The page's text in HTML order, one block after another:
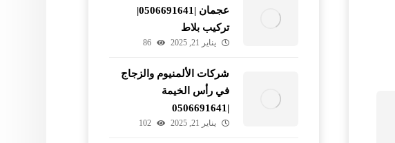
عجمان |0506691641|
تركيب بلاط
يناير 21, 2025 86
شركات الألمنيوم والزجاج
في رأس الخيمة
|0506691641
يناير 21, 2025 102